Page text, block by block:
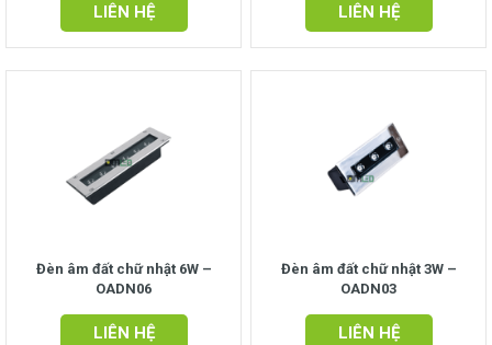
LIÊN HỆ LIÊN HỆ
Đèn âm đất chữ nhật 6W –
OADN06
LIÊN HỆ
Đèn âm đất chữ nhật 3W –
OADN03
LIÊN HỆ